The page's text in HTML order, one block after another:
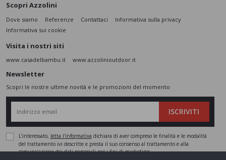
Scopri Azzolini
Dove siamo Referenze Contattaci
Informativa sulla privacy
Informativa sui cookie
Visita i nostri siti
www.casadelbambu.it www.azzolinioutdoor.it
Newsletter
Scopri le nostre ultime novità e le promozioni del momento
ISCRIVITI
L’interessato, letta l'informativa dichiara di aver compreso le finalità e le modalità
del trattamento ivi descritte e presta il suo consenso al trattamento e alla
comunicazione dei dati personali per i fini di marketing